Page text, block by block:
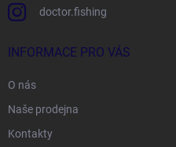
doctor.fishing
INFORMACE PRO VÁS
O nás
Naše prodejna
Kontakty